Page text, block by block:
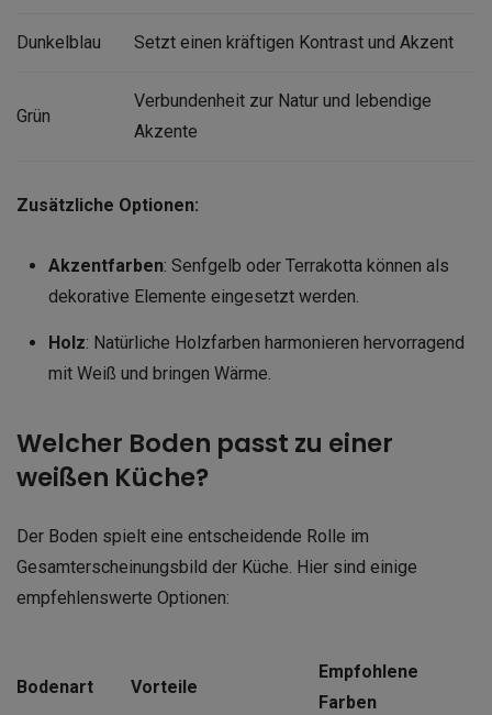
Dunkelblau Setzt einen kräftigen Kontrast und Akzent
Grün
Verbundenheit zur Natur und lebendige
Akzente
Zusätzliche Optionen:
Akzentfarben: Senfgelb oder Terrakotta können als
dekorative Elemente eingesetzt werden.
Holz: Natürliche Holzfarben harmonieren hervorragend
mit Weiß und bringen Wärme.
Welcher Boden passt zu einer
weißen Küche?
Der Boden spielt eine entscheidende Rolle im
Gesamterscheinungsbild der Küche. Hier sind einige
empfehlenswerte Optionen:
Bodenart Vorteile
Empfohlene
Farben